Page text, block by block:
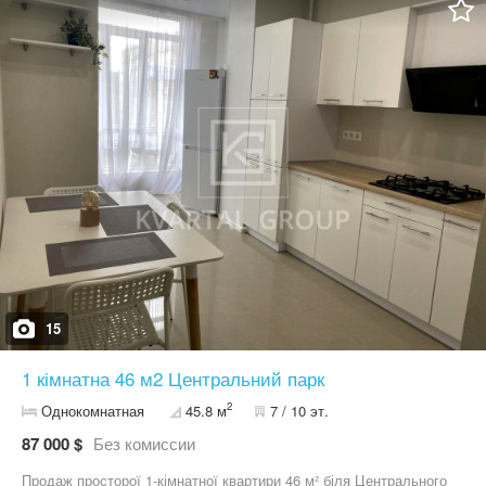
швидкий доступ до Києва. Поряд парки, школи, садочки, зручна
транспортна розв’язка. Підземний паркінг для вирішення питань
з парковкою та бомбосховищем.
15
1 кімнатна 46 м2 Центральний парк
Однокомнатная 45.8 м2 7 / 10 эт.
87 000 $ Без комиссии
Продаж просторої 1-кімнатної квартири 46 м² біля Центрального